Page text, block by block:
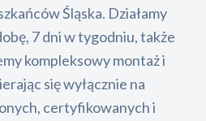
Śląska. Działamy
7 dni w tygodniu, także
kompleksowy montaż i
się wyłącznie na
certyfikowanych i